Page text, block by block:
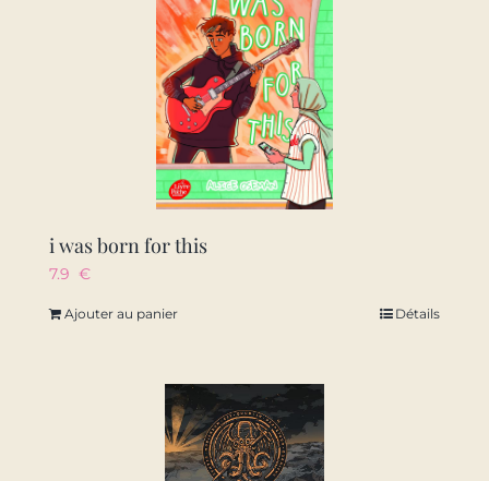
i was born for this
7.9 €
Ajouter au panier Détails